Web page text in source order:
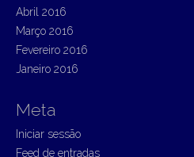
Abril 2016
Março 2016
Fevereiro 2016
Janeiro 2016
Meta
Iniciar sessão
Feed de entradas